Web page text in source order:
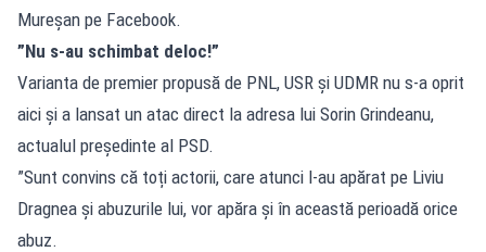
Mureșan pe Facebook.
”Nu s-au schimbat deloc!”
Varianta de premier propusă de PNL, USR și UDMR nu s-a oprit
aici și a lansat un atac direct la adresa lui Sorin Grindeanu,
actualul președinte al PSD.
”Sunt convins că toți actorii, care atunci l-au apărat pe Liviu
Dragnea și abuzurile lui, vor apăra și în această perioadă orice
abuz.